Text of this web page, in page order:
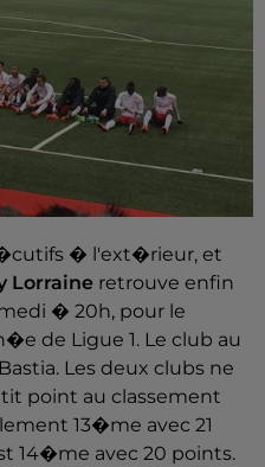
� l'ext�rieur, et
Lorraine retrouve enfin
� 20h, pour le
de Ligue 1. Le club au
Les deux clubs ne
point au classement
13�me avec 21
14�me avec 20 points.